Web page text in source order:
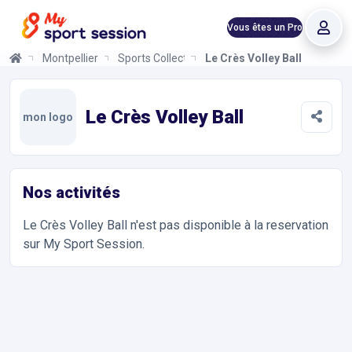
Vous êtes un Pro
Montpellier Sports Collectifs Le Crès Volley Ball
mon logo Le Crès Volley Ball
Nos activités
Le Crès Volley Ball n'est pas disponible à la reservation
sur My Sport Session.